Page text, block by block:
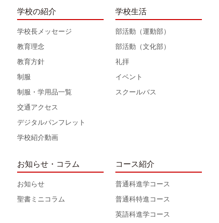
学校の紹介
学校長メッセージ
教育理念
教育方針
制服
制服・学用品一覧
交通アクセス
デジタルパンフレット
学校紹介動画
学校生活
部活動（運動部）
部活動（文化部）
礼拝
イベント
スクールバス
お知らせ・コラム
お知らせ
聖書ミニコラム
コース紹介
普通科進学コース
普通科特進コース
英語科進学コース